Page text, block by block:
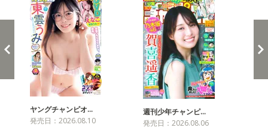
ヤングチャンピオ…
発売日：2026.08.10
週刊少年チャンピ…
発売日：2026.08.06